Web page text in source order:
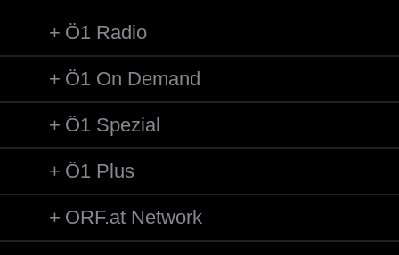
Ö1 Radio
Ö1 On Demand
Ö1 Spezial
Ö1 Plus
ORF.at Network